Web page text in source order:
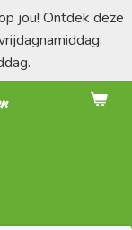
jou! Ontdek deze